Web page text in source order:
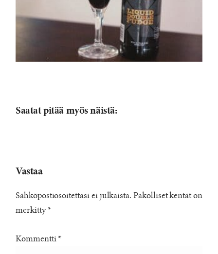
Saatat pitää myös näistä:
Vastaa
Sähköpostiosoitettasi ei julkaista. Pakolliset kentät on
merkitty *
Kommentti *